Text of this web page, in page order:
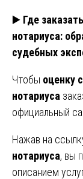
▶️ Где
нотариуса:
судебных
Чтобы оценку
нотариуса
официальный
Нажав на
нотариуса, вы
описанием